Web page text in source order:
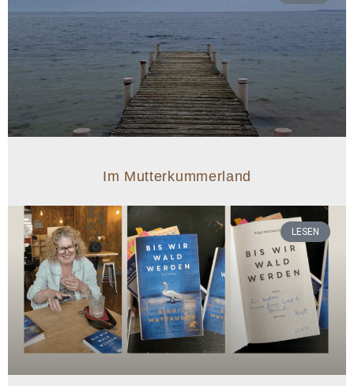
Im Mutterkummerland
LESEN